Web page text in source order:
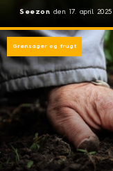
Seezon den 17. april 2025
Grønsager og frugt